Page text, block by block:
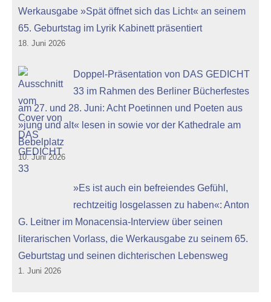
Werkausgabe »Spät öffnet sich das Licht« an seinem
65. Geburtstag im Lyrik Kabinett präsentiert
18. Juni 2026
Doppel-Präsentation von DAS GEDICHT
33 im Rahmen des Berliner Bücherfestes
am 27. und 28. Juni: Acht Poetinnen und Poeten aus
»jung und alt« lesen in sowie vor der Kathedrale am
Bebelplatz
10. Juni 2026
»Es ist auch ein befreiendes Gefühl,
rechtzeitig losgelassen zu haben«: Anton
G. Leitner im Monacensia-Interview über seinen
literarischen Vorlass, die Werkausgabe zu seinem 65.
Geburtstag und seinen dichterischen Lebensweg
1. Juni 2026